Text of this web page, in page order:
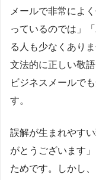
メールで非常によ
っているのでは」
る人も少なくあり
文法的に正しい敬
ビジネスメールで
す。
誤解が生まれやす
がとうございます
ためです。しかし